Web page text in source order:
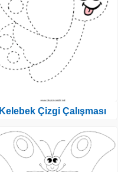
Kelebek Çizgi Çalışması